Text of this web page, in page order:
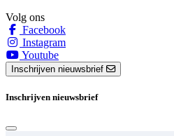
Volg ons
Facebook
Instagram
Youtube
Inschrijven nieuwsbrief
Inschrijven nieuwsbrief